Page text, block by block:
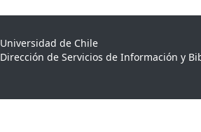
Universidad de Chile
Dirección de Servicios de Información y